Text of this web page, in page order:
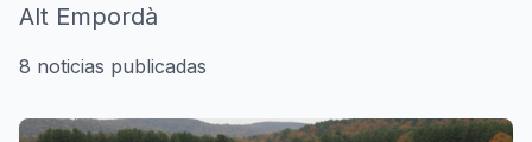
Alt Empordà
8 noticias publicadas